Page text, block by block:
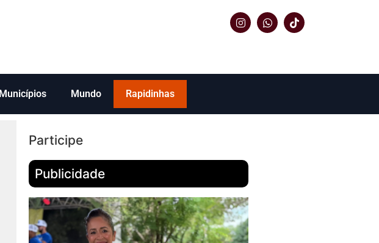
Municípios Mundo Rapidinhas
Participe
Publicidade